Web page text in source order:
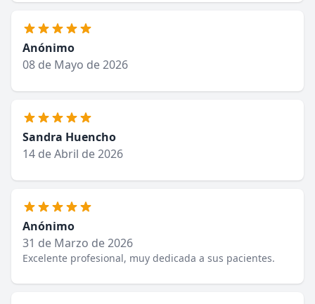
Anónimo
08 de Mayo de 2026
Sandra Huencho
14 de Abril de 2026
Anónimo
31 de Marzo de 2026
Excelente profesional, muy dedicada a sus pacientes.